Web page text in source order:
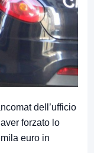
dell’ufficio
forzato lo
euro in